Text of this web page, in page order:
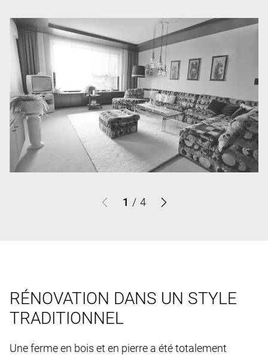
1 / 4
RÉNOVATION DANS UN STYLE
TRADITIONNEL
Une ferme en bois et en pierre a été totalement